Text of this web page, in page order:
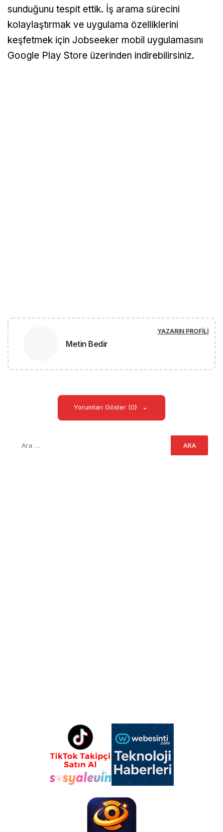
sunduğunu tespit ettik. İş arama sürecini
kolaylaştırmak ve uygulama özelliklerini
keşfetmek için Jobseeker mobil uygulamasını
Google Play Store üzerinden indirebilirsiniz.
Metin Bedir
YAZARIN PROFILI
Yorumları Göster (0)